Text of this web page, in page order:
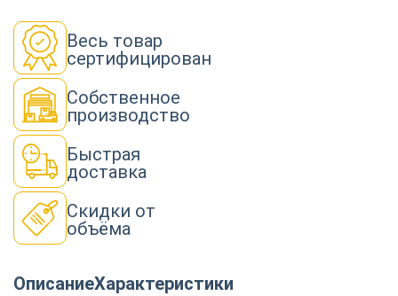
Строительство
Весь товар
сертифицирован
Собственное
производство
Быстрая
доставка
Скидки от
объёма
ОписаниеХарактеристики